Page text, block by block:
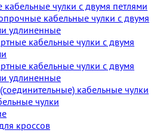
кабельные чулки с двумя петлями
кабельные чулки с двумя
удлиненные
кабельные чулки с двумя
кабельные чулки с двумя
удлиненные
кабельные чулки
чулки
кроссов